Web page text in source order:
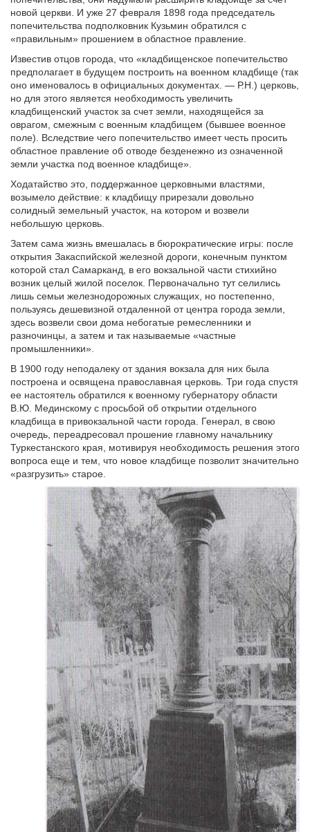
новой церкви. И уже 27 февраля 1898 года председатель
попечительства подполковник Кузьмин обратился с
«правильным» прошением в областное правление.
Известив отцов города, что «кладбищенское попечительство
предполагает в будущем построить на военном кладбище (так
оно именовалось в официальных документах. — Р.Н.) церковь,
но для этого является необходимость увеличить
кладбищенский участок за счет земли, находящейся за
оврагом, смежным с военным кладбищем (бывшее военное
поле). Вследствие чего попечительство имеет честь просить
областное правление об отводе безденежно из означенной
земли участка под военное кладбище».
Ходатайство это, поддержанное церковными властями,
возымело действие: к кладбищу прирезали довольно
солидный земельный участок, на котором и возвели
небольшую церковь.
Затем сама жизнь вмешалась в бюрократические игры: после
открытия Закаспийской железной дороги, конечным пунктом
которой стал Самарканд, в его вокзальной части стихийно
возник целый жилой поселок. Первоначально тут селились
лишь семьи железнодорожных служащих, но постепенно,
пользуясь дешевизной отдаленной от центра города земли,
здесь возвели свои дома небогатые ремесленники и
разночинцы, а затем и так называемые «частные
промышленники».
В 1900 году неподалеку от здания вокзала для них была
построена и освящена православная церковь. Три года спустя
ее настоятель обратился к военному губернатору области
В.Ю. Мединскому с просьбой об открытии отдельного
кладбища в привокзальной части города. Генерал, в свою
очередь, переадресовал прошение главному начальнику
Туркестанского края, мотивируя необходимость решения этого
вопроса еще и тем, что новое кладбище позволит значительно
«разгрузить» старое.